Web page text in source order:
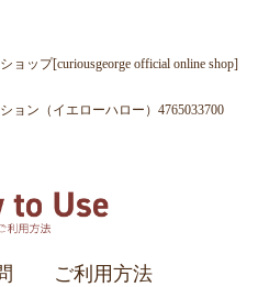
ップ[curiousgeorge official online shop]
ョン（イエローハロー）4765033700
ご利用方法